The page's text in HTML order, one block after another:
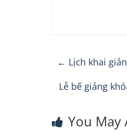
← Lịch khai
Lễ bế giảng
You May